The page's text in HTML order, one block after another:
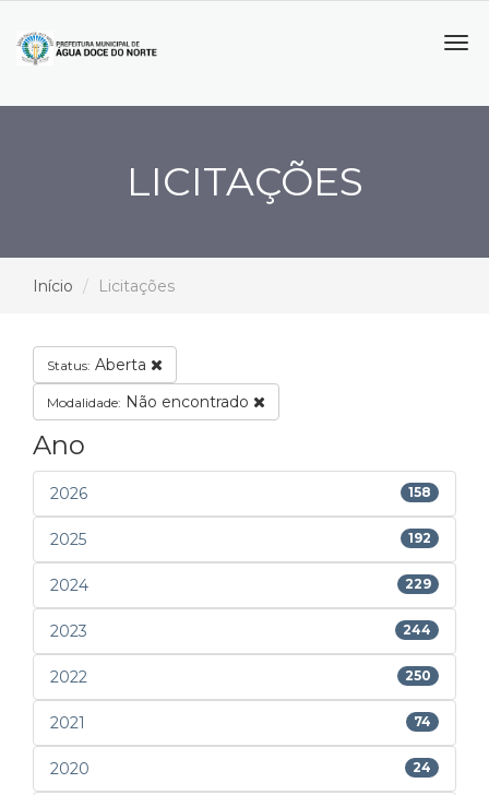
LICITAÇÕES
Início Licitações
Status: Aberta
Modalidade: Não encontrado
Ano
2026 158
2025 192
2024 229
2023 244
2022 250
2021 74
2020 24